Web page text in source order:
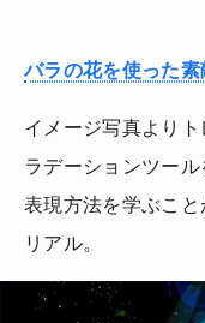
バラの花を使った
イメージ写真より
ラデーションツー
表現方法を学ぶこ
リアル。